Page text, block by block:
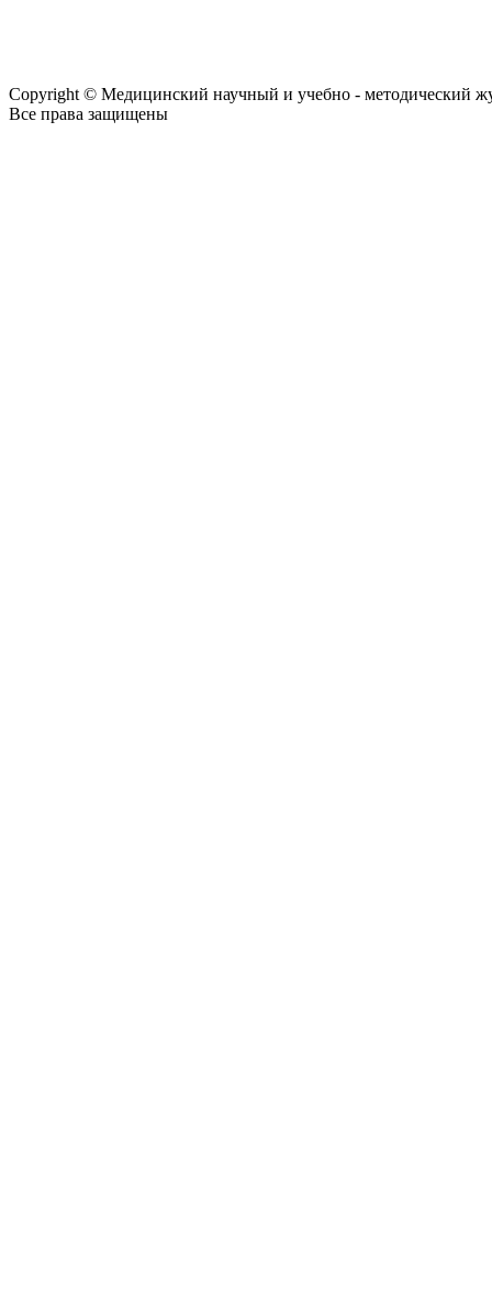
Copyright © Медицинский научный и учебно - методический
Все права защищены